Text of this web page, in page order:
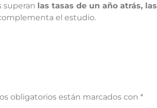
superan las tasas de un año atrás, las
el estudio.
obligatorios están marcados con *